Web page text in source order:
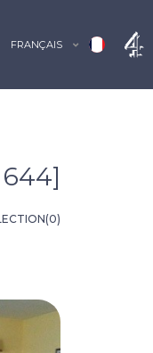
FRANÇAIS
(0)